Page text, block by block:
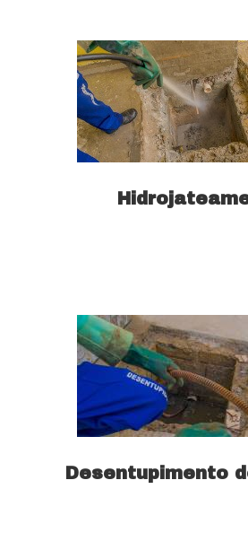
Desentupimento